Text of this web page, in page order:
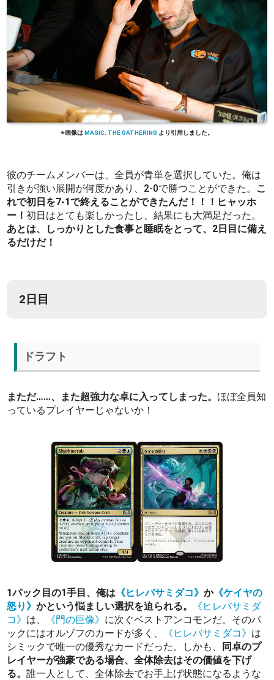
MAGIC: THE GATHERING
彼のチームメンバーは、全員が青単を選択していた。俺は
引きが強い展開が何度かあり、2-0で勝つことができた。 こ
れで初日を7-1で終えることができたんだ！！！ヒャッホ
ー！初日はとても楽しかったし、結果にも大満足だった。
あとは、しっかりとした食事と睡眠をとって、2日目に備え
るだけだ！
2日目
ドラフト
まただ……、また超強力な卓に入ってしまった。 ほぼ全員知
っているプレイヤーじゃないか！
1パック目の1手目、俺は 《ヒレバサミダコ》か《ケイヤの
怒り》かという悩ましい選択を迫られる。
《ヒレバサミダ
コ》 は、 《門の巨像》 に次ぐベストアンコモンだ。そのパ
ックにはオルゾフのカードが多く、
《ヒレバサミダコ》 は
シミックで唯一の優秀なカードだった。しかも、
同卓のプ
レイヤーが強豪である場合、全体除去はその価値を下げ
る。誰一人として、全体除去でお手上げ状態になるような